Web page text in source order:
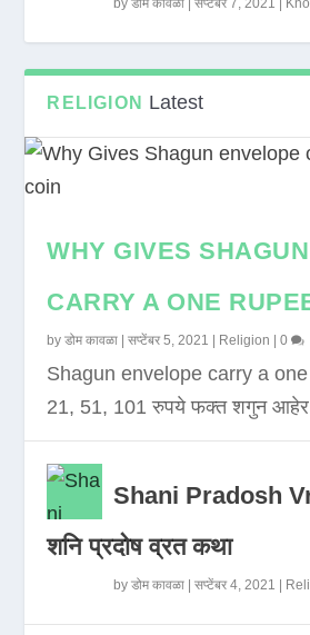
byडोम कावळा |सप्टेंबर 7, 2021
RELIGION Latest
WHY GIVES
CARRY A ONE
byडोम कावळा |सप्टेंबर 5, 2021 Religion |0
Shagun envelope carry a
21, 51, 101 रुपये फक्त शगुन आहेर
Shani Pradosh
शनि प्रदोष व्रत कथा
byडोम कावळा |सप्टेंबर 4, 2021